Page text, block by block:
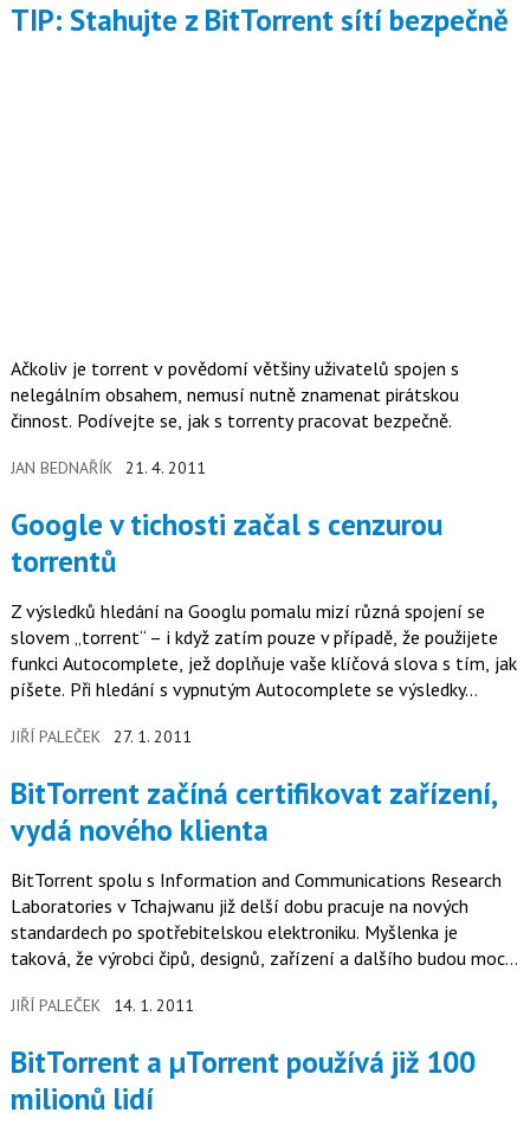
TIP: Stahujte z BitTorrent sítí bezpečně
Ačkoliv je torrent v povědomí většiny uživatelů spojen s
nelegálním obsahem, nemusí nutně znamenat pirátskou
činnost. Podívejte se, jak s torrenty pracovat bezpečně.
JAN BEDNAŘÍK 21. 4. 2011
Google v tichosti začal s cenzurou
torrentů
Z výsledků hledání na Googlu pomalu mizí různá spojení se
slovem „torrent“ – i když zatím pouze v případě, že použijete
funkci Autocomplete, jež doplňuje vaše klíčová slova s tím, jak
píšete. Při hledání s vypnutým Autocomplete se výsledky…
JIŘÍ PALEČEK 27. 1. 2011
BitTorrent začíná certifikovat zařízení,
vydá nového klienta
BitTorrent spolu s Information and Communications Research
Laboratories v Tchajwanu již delší dobu pracuje na nových
standardech po spotřebitelskou elektroniku. Myšlenka je
taková, že výrobci čipů, designů, zařízení a dalšího budou moci
JIŘÍ PALEČEK 14. 1. 2011
BitTorrent a µTorrent používá již 100
milionů lidí